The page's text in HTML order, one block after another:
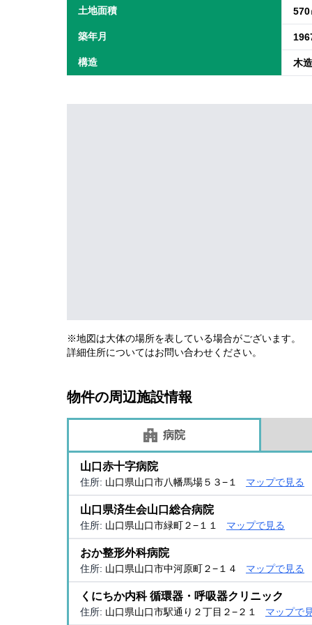
土地面積 570
築年月
構造 木造
※地図は大体の場所を表している場合がございます。
詳細住所についてはお問い合わせください。
物件の周辺施設情報
病院
山口赤十字病院
住所: 山口県山口市八幡馬場５３−１ マップで見る
山口県済生会山口総合病院
住所: 山口県山口市緑町２−１１ マップで見る
おか整形外科病院
住所: 山口県山口市中河原町２−１４ マップで見る
くにちか内科 循環器・呼吸器クリニック
住所: 山口県山口市駅通り２丁目２−２１ マップで